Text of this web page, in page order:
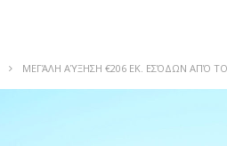
ΜΕΓΆΛΗ ΑΎΞΗΣΗ €206 ΕΚ. ΕΣΌΔΩΝ ΑΠΌ